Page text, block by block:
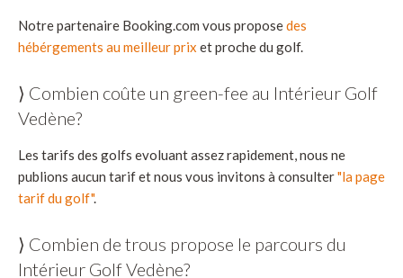
Notre partenaire Booking.com vous proposedes
hébérgements au meilleur prix et proche du golf.
⟩ Combien coûte un green-fee au Intérieur Golf
Vedène?
Les tarifs des golfs evoluant assez rapidement, nous ne
publions aucun tarif et nous vous invitons à consulter"la page
tarif du golf".
⟩ Combien de trous propose le parcours du
Intérieur Golf Vedène?